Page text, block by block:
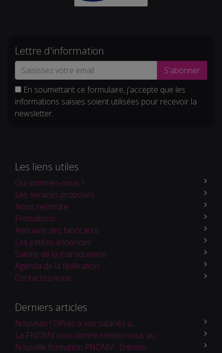
Lettre d'information
S'abonner
En soumettant ce formulaire, j'accepte que les
informations saisies soient utilisées pour recevoir la
newsletter.
Les liens utiles
Qui sommes-nous ?
Les services proposés
Nous rejoindre
Formations
Annuaire des fabricants
Les petites annonces
Salons de la maroquinerie
Agenda de la fédération
Contactez-nous
Derniers articles
Nouveau ! Offrez à vos salariés u...
La FNDMV vous donne rendez-vous au ...
Nouvelle formation FNDMV : Entretie...